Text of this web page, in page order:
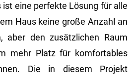
ist eine perfekte Lösung für alle
Haus keine große Anzahl an
aber den zusätzlichen Raum
mehr Platz für komfortables
Die in diesem Projekt